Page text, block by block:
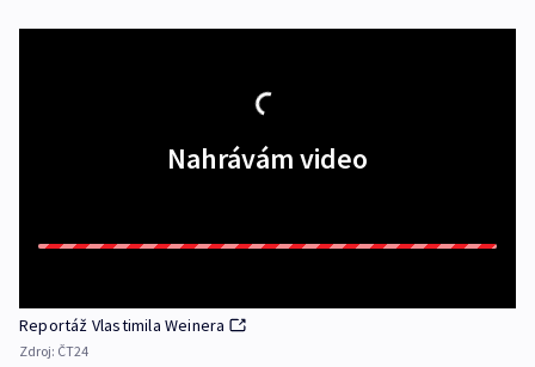
Nahrávám video
Reportáž Vlastimila Weinera
Zdroj: ČT24